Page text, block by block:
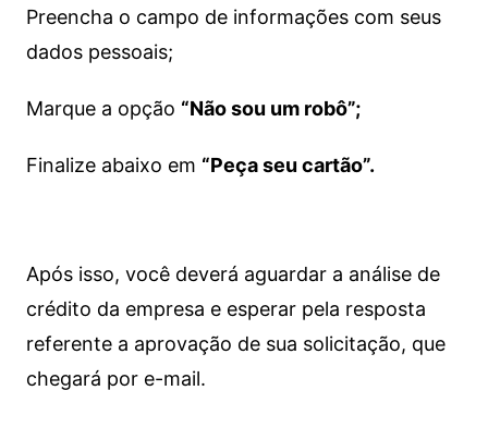
Preencha o campo de informações com seus
dados pessoais;
Marque a opção “Não sou um robô”;
Finalize abaixo em “Peça seu cartão”.
Após isso, você deverá aguardar a análise de
crédito da empresa e esperar pela resposta
referente a aprovação de sua solicitação, que
chegará por e-mail.